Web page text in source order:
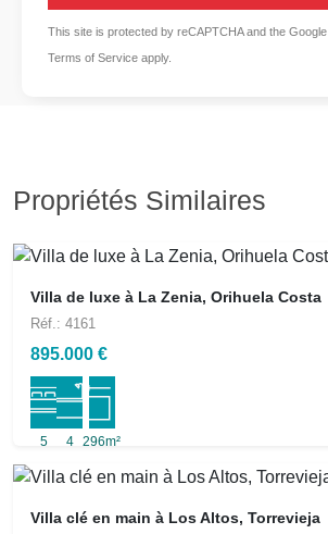
This site is protected by reCAPTCHA and the Google
Terms of Service apply.
Propriétés Similaires
Villa de luxe à La Zenia, Orihuela Costa
Réf.: 4161
895.000 €
5 4 296m²
Villa clé en main à Los Altos, Torrevieja